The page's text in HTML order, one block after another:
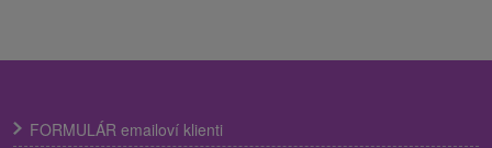
FORMULÁR emailoví klienti